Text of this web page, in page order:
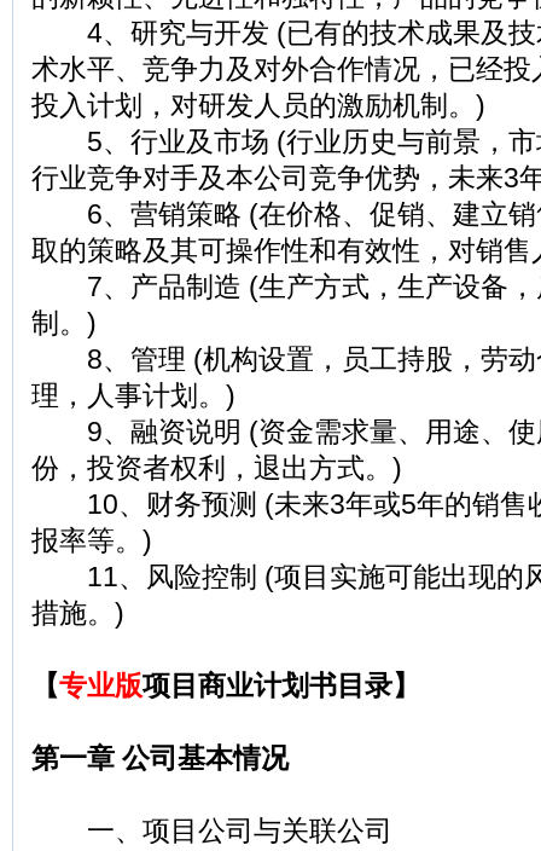
4、研究与开发 (已有的技术成果及技
术水平、竞争力及对外合作情况，已经
投入计划，对研发人员的激励机制。)
5、行业及市场 (行业历史与前景，市
行业竞争对手及本公司竞争优势，未来3
6、营销策略 (在价格、促销、建立销
取的策略及其可操作性和有效性，对销
7、产品制造 (生产方式，生产设备，
制。)
8、管理 (机构设置，员工持股，劳动
理，人事计划。)
9、融资说明 (资金需求量、用途、使
份，投资者权利，退出方式。)
10、财务预测 (未来3年或5年的销售
报率等。)
11、风险控制 (项目实施可能出现的
措施。)
【专业版项目商业计划书目录】
第一章 公司基本情况
一、项目公司与关联公司